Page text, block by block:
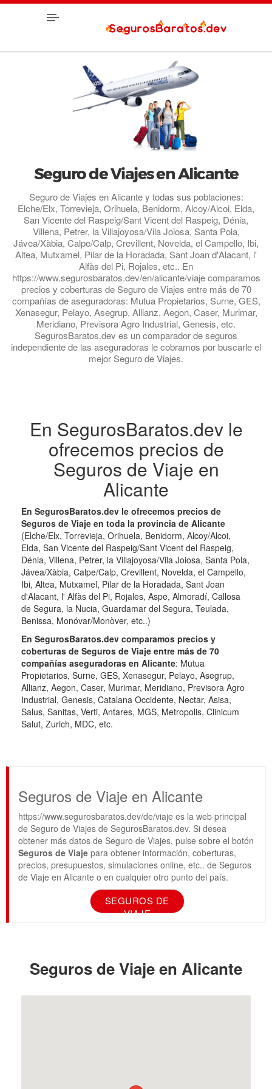
Seguro de Viajes en Alicante
Seguro de Viajes en Alicante y todas sus poblaciones:
Elche/Elx, Torrevieja, Orihuela, Benidorm, Alcoy/Alcoi, Elda,
San Vicente del Raspeig/Sant Vicent del Raspeig, Dénia,
Villena, Petrer, la Villajoyosa/Vila Joiosa, Santa Pola,
Jávea/Xàbia, Calpe/Calp, Crevillent, Novelda, el Campello, Ibi,
Altea, Mutxamel, Pilar de la Horadada, Sant Joan d'Alacant, l'
Alfàs del Pi, Rojales, etc.. En
https://www.segurosbaratos.dev/en/alicante/viaje comparamos
precios y coberturas de Seguro de Viajes entre más de 70
compañías de aseguradoras: Mutua Propietarios, Surne, GES,
Xenasegur, Pelayo, Asegrup, Allianz, Aegon, Caser, Murimar,
Meridiano, Previsora Agro Industrial, Genesis, etc.
SegurosBaratos.dev es un comparador de seguros
independiente de las aseguradoras le cobramos por buscarle el
mejor Seguro de Viajes.
En SegurosBaratos.dev le
ofrecemos precios de
Seguros de Viaje en
Alicante
En SegurosBaratos.dev le ofrecemos precios de
Seguros de Viaje en toda la provincia de Alicante
(Elche/Elx, Torrevieja, Orihuela, Benidorm, Alcoy/Alcoi,
Elda, San Vicente del Raspeig/Sant Vicent del Raspeig,
Dénia, Villena, Petrer, la Villajoyosa/Vila Joiosa, Santa Pola,
Jávea/Xàbia, Calpe/Calp, Crevillent, Novelda, el Campello,
Ibi, Altea, Mutxamel, Pilar de la Horadada, Sant Joan
d'Alacant, l' Alfàs del Pi, Rojales, Aspe, Almoradí, Callosa
de Segura, la Nucia, Guardamar del Segura, Teulada,
Benissa, Monóvar/Monòver, etc..)
En SegurosBaratos.dev comparamos precios y
coberturas de Seguros de Viaje entre más de 70
compañías aseguradoras en Alicante: Mutua
Propietarios, Surne, GES, Xenasegur, Pelayo, Asegrup,
Allianz, Aegon, Caser, Murimar, Meridiano, Previsora Agro
Industrial, Genesis, Catalana Occidente, Nectar, Asisa,
Salus, Sanitas, Verti, Antares, MGS, Metropolis, Clinicum
Salut, Zurich, MDC, etc.
Seguros de Viaje en Alicante
https://www.segurosbaratos.dev/de/viaje es la web principal
de Seguro de Viajes de SegurosBaratos.dev. Si desea
obtener más datos de Seguro de Viajes, pulse sobre el botón
Seguros de Viaje para obtener información, coberturas,
precios, presupuestos, simulaciones online, etc.. de Seguros
de Viaje en Alicante o en cualquier otro punto del país.
SEGUROS DE
VIAJE
Seguros de Viaje en Alicante